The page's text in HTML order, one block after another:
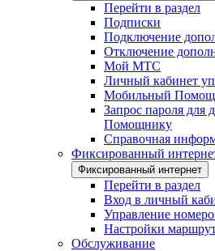
Перейти в раздел
Подписки
Подключение
Отключение
Мой МТС
Личный кабинет
Мобильный
Запрос пароля для
Помощнику
Справочная
Фиксированный
Фиксированный интернет
Перейти в раздел
Вход в личный
Управление
Настройки
Обслуживание